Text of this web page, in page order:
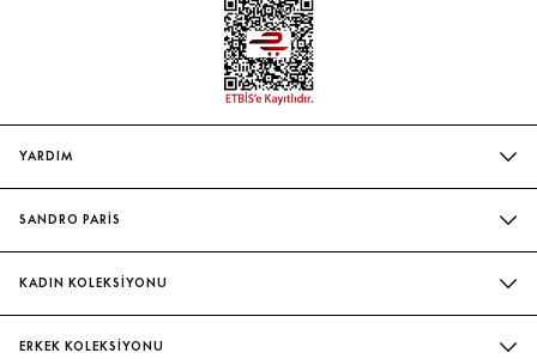
YARDIM
TESLIMAT VE İADE
BEDEN TABLOSU
SANDRO PARİS
EVELYNE & ILAN CHETRITE
KADIN KOLEKSİYONU
ERKEK KOLEKSİYONU